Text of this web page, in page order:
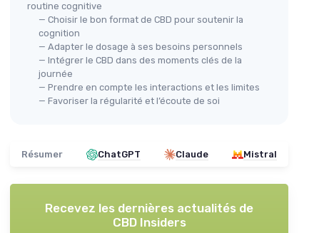
routine cognitive
— Choisir le bon format de CBD pour soutenir la
cognition
— Adapter le dosage à ses besoins personnels
— Intégrer le CBD dans des moments clés de la
journée
— Prendre en compte les interactions et les limites
— Favoriser la régularité et l’écoute de soi
Résumer ChatGPT Claude Mistral
Recevez les dernières actualités de
CBD Insiders